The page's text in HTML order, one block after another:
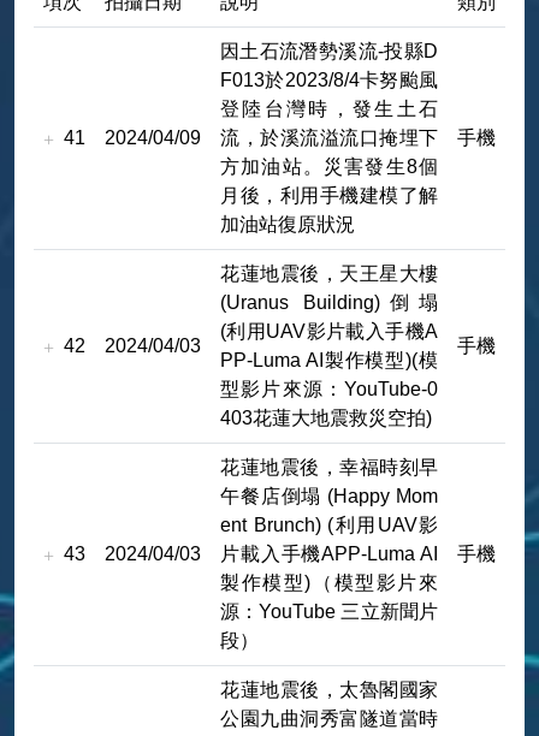
41 2024/04/09
因土石流潛勢溪流-投縣D
F013於2023/8/4卡努颱風
登陸台灣時，發生土石
流，於溪流溢流口掩埋下
方加油站。災害發生8個
月後，利用手機建模了解
加油站復原狀況
手機
42 2024/04/03
花蓮地震後，天王星大樓
(Uranus Building)倒塌
(利用UAV影片載入手機A
PP-Luma AI製作模型)(模
型影片來源：YouTube-0
403花蓮大地震救災空拍)
手機
43 2024/04/03
花蓮地震後，幸福時刻早
午餐店倒塌 (Happy Mom
ent Brunch) (利用UAV影
片載入手機APP-Luma AI
製作模型)（模型影片來
源：YouTube 三立新聞片
段）
手機
花蓮地震後，太魯閣國家
公園九曲洞秀富隧道當時